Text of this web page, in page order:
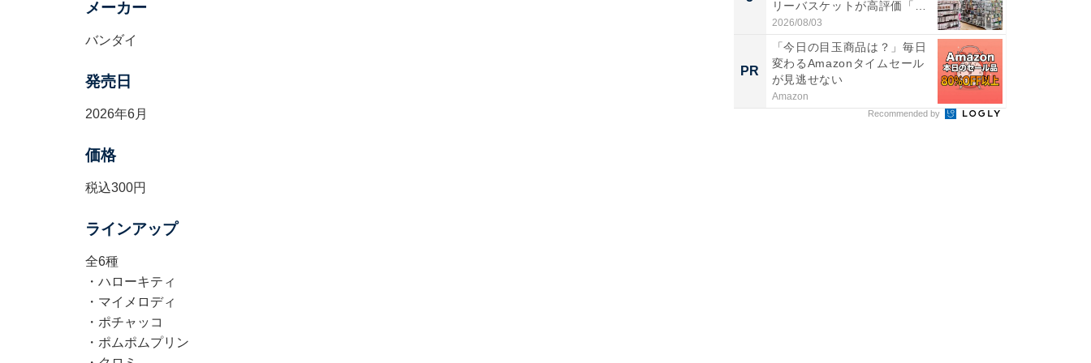
メーカー
バンダイ
発売日
2026年6月
価格
税込300円
ラインアップ
全6種
・ハローキティ
・マイメロディ
・ポチャッコ
・ポムポムプリン
リーバスケットが高評価「使
わ...
2026/08/03
PR
「今日の目玉商品は？」毎日
変わるAmazonタイムセール
が見逃せない
Amazon
Recommended by